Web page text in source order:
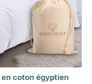
coton égyptien